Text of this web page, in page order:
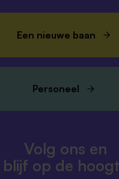
Een nieuwe baan
Personeel
Volg ons en
blijf op de